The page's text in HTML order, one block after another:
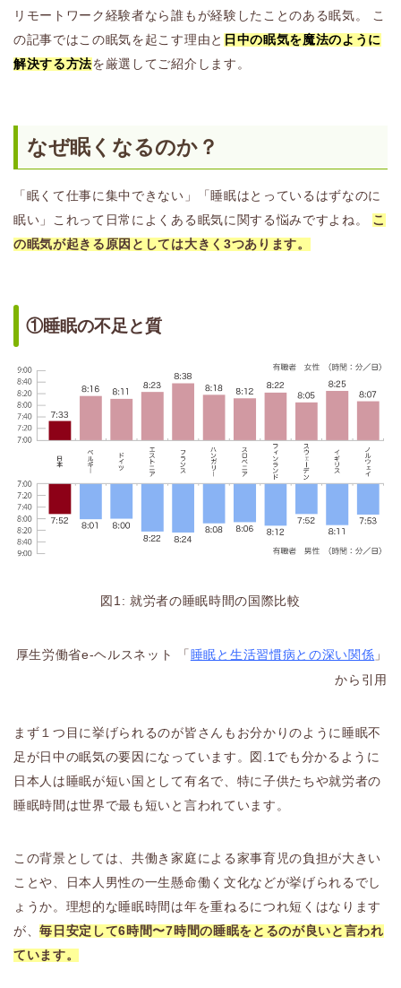
リモートワーク経験者なら誰もが経験したことのある眠気。 こ
の記事ではこの眠気を起こす理由と 日中の眠気を魔法のように
解決する方法を厳選してご紹介します。
なぜ眠くなるのか？
「眠くて仕事に集中できない」「睡眠はとっているはずなのに
眠い」これって日常によくある眠気に関する悩みですよね。 こ
の眠気が起きる原因としては大きく3つあります。
①睡眠の不足と質
図1: 就労者の睡眠時間の国際比較
厚生労働省e-ヘルスネット 「 睡眠と生活習慣病との深い関係 」
から引用
まず１つ目に挙げられるのが皆さんもお分かりのように睡眠不
足が日中の眠気の要因になっています。図.1でも分かるように
日本人は睡眠が短い国として有名で、特に子供たちや就労者の
睡眠時間は世界で最も短いと言われています。
この背景としては、共働き家庭による家事育児の負担が大きい
ことや、日本人男性の一生懸命働く文化などが挙げられるでし
ょうか。理想的な睡眠時間は年を重ねるにつれ短くはなります
が、毎日安定して6時間〜7時間の睡眠をとるのが良いと言われ
ています。